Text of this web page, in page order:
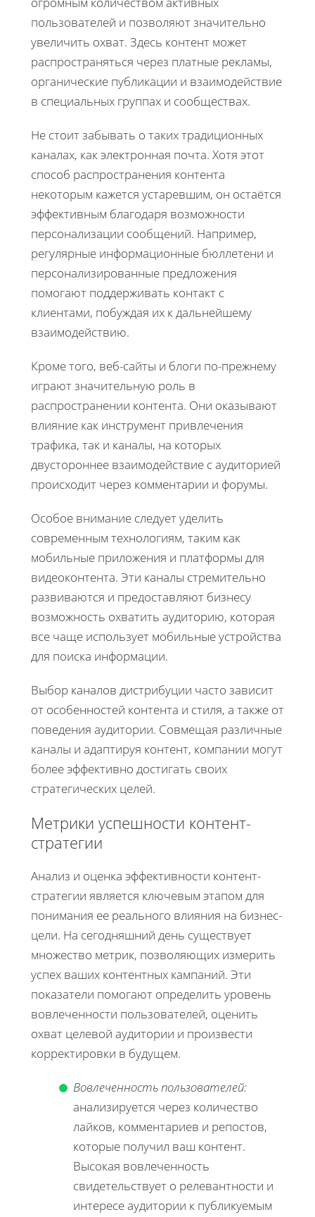
пользователей и позволяют значительно
увеличить охват. Здесь контент может
распространяться через платные рекламы,
органические публикации и взаимодействие
в специальных группах и сообществах.
Не стоит забывать о таких традиционных
каналах, как электронная почта. Хотя этот
способ распространения контента
некоторым кажется устаревшим, он остаётся
эффективным благодаря возможности
персонализации сообщений. Например,
регулярные информационные бюллетени и
персонализированные предложения
помогают поддерживать контакт с
клиентами, побуждая их к дальнейшему
взаимодействию.
Кроме того, веб-сайты и блоги по-прежнему
играют значительную роль в
распространении контента. Они оказывают
влияние как инструмент привлечения
трафика, так и каналы, на которых
двустороннее взаимодействие с аудиторией
происходит через комментарии и форумы.
Особое внимание следует уделить
современным технологиям, таким как
мобильные приложения и платформы для
видеоконтента. Эти каналы стремительно
развиваются и предоставляют бизнесу
возможность охватить аудиторию, которая
все чаще использует мобильные устройства
для поиска информации.
Выбор каналов дистрибуции часто зависит
от особенностей контента и стиля, а также от
поведения аудитории. Совмещая различные
каналы и адаптируя контент, компании могут
более эффективно достигать своих
стратегических целей.
Метрики успешности контент-
стратегии
Анализ и оценка эффективности контент-
стратегии является ключевым этапом для
понимания ее реального влияния на бизнес-
цели. На сегодняшний день существует
множество метрик, позволяющих измерить
успех ваших контентных кампаний. Эти
показатели помогают определить уровень
вовлеченности пользователей, оценить
охват целевой аудитории и произвести
корректировки в будущем.
Вовлеченность пользователей:
анализируется через количество
лайков, комментариев и репостов,
которые получил ваш контент.
Высокая вовлеченность
свидетельствует о релевантности и
интересе аудитории к публикуемым